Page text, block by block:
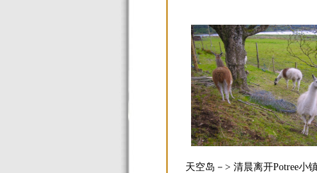
天空岛－> 清晨离开Potree小